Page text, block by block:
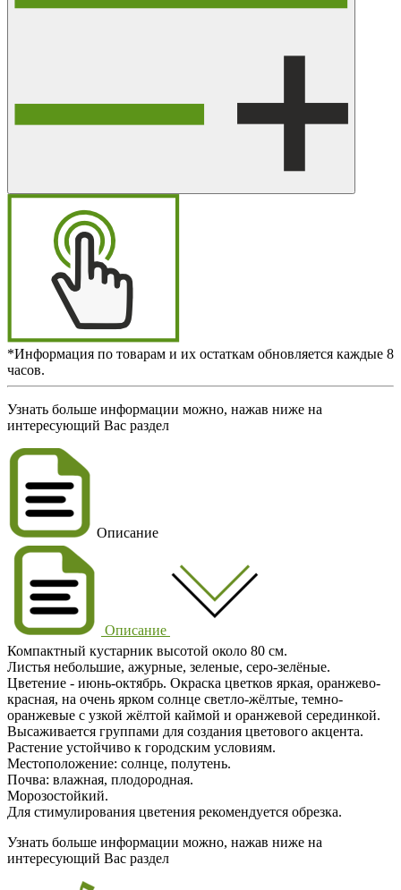
*Информация по товарам и их остаткам обновляется каждые 8
часов.
Узнать больше информации можно, нажав ниже на
интересующий Вас раздел
Описание
Описание
Компактный кустарник высотой около 80 см.
Листья небольшие, ажурные, зеленые, серо-зелёные.
Цветение - июнь-октябрь. Окраска цветков яркая, оранжево-
красная, на очень ярком солнце светло-жёлтые, темно-
оранжевые с узкой жёлтой каймой и оранжевой серединкой.
Высаживается группами для создания цветового акцента.
Растение устойчиво к городским условиям.
Местоположение: солнце, полутень.
Почва: влажная, плодородная.
Морозостойкий.
Для стимулирования цветения рекомендуется обрезка.
Узнать больше информации можно, нажав ниже на
интересующий Вас раздел